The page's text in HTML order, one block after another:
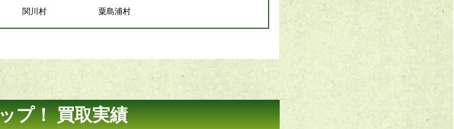
関川村
粟島浦村
プ！ 買取実績